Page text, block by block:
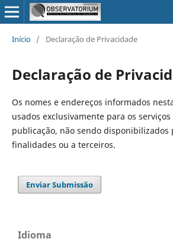
Início / Declaração de Privacidade
Declaração de
Os nomes e endereços informados
usados exclusivamente para os
publicação, não sendo disponibilizados
finalidades ou a terceiros.
Enviar Submissão
Idioma